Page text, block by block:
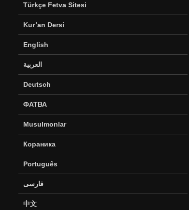
Türkçe Fetva Sitesi
Kur’an Dersi
English
العربية
Deutsch
ФАТВА
Musulmonlar
Кораника
Português
فارسی
中文